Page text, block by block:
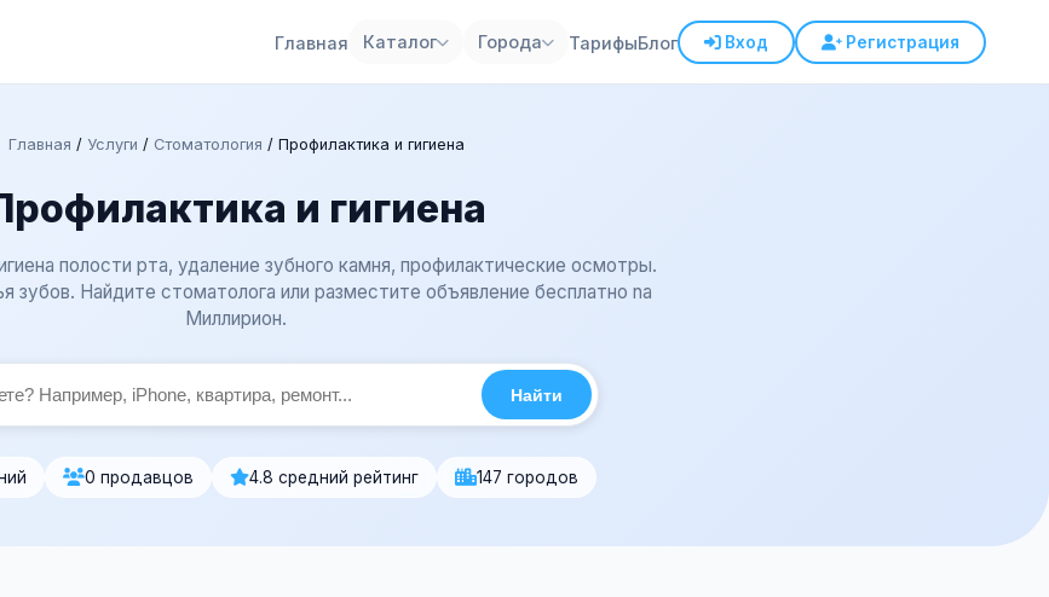
Главная Каталог Города ТарифыБлог Вход Регистрация
Главная / Услуги / Стоматология / Профилактика и гигиена
и гигиена
полости рта, удаление зубного камня, профилактические осмотры.
зубов. Найдите стоматолога или разместите объявление бесплатно na
Миллирион.
Найти
0 продавцов 4.8 средний рейтинг 147 городов